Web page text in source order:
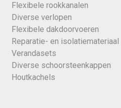
Flexibele rookkanalen
Diverse verlopen
Flexibele dakdoorvoeren
Reparatie- en isolatiemateriaal
Verandasets
Diverse schoorsteenkappen
Houtkachels